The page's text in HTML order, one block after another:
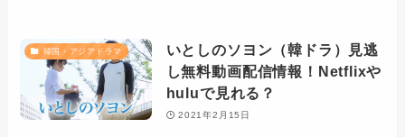
韓国・アジアドラマ
いとしのソヨン（韓ドラ）見逃
し無料動画配信情報！Netflixや
huluで見れる？
2021年2月15日